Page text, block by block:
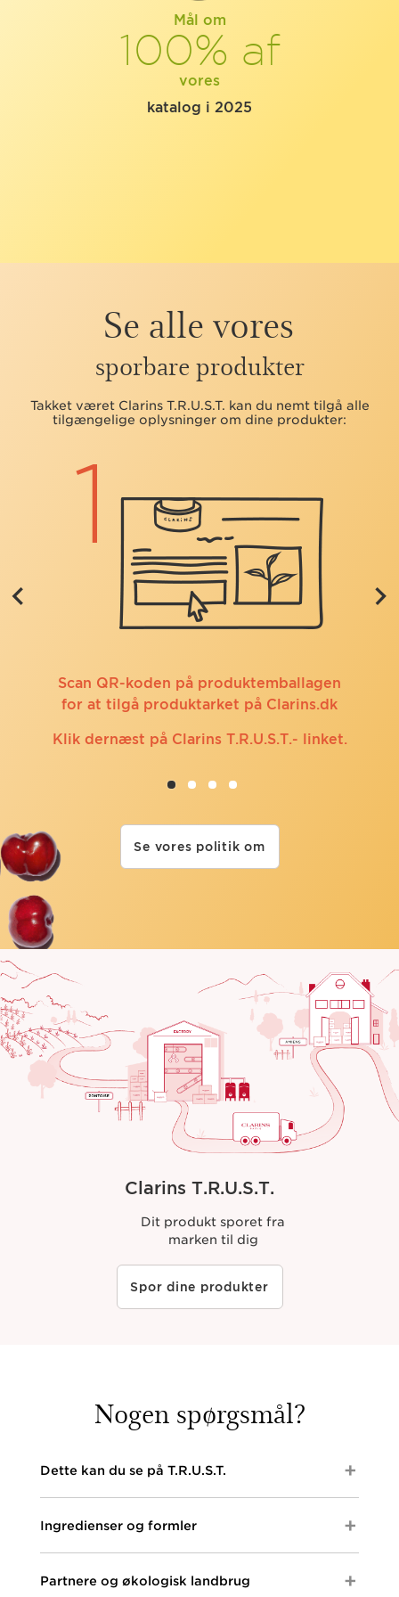
Mål om
100% af
vores
katalog i 2025
Se alle vores
sporbare produkter
Takket været Clarins T.R.U.S.T. kan du nemt tilgå alle
tilgængelige oplysninger om dine produkter:
Scan QR-koden på produktemballagen
for at tilgå produktarket på Clarins.dk
Klik dernæst på Clarins T.R.U.S.T.- linket.
Se vores politik om
Clarins T.R.U.S.T.
Dit produkt sporet fra
marken til dig
Spor dine produkter
Nogen spørgsmål?
Dette kan du se på T.R.U.S.T.
Omfatter Clarins T.R.U.S.T.-platformen både
Indtil videreomfatter Clarins T.R.U.S.T.-
platformen
kun hudplejeprodukter.
Udrulningen
af Clarins T.R.U.S.T.sker løbende
Ingredienser og formler
Vil alle ingredienser i produktformler kunne
Partnere og økologisk landbrug